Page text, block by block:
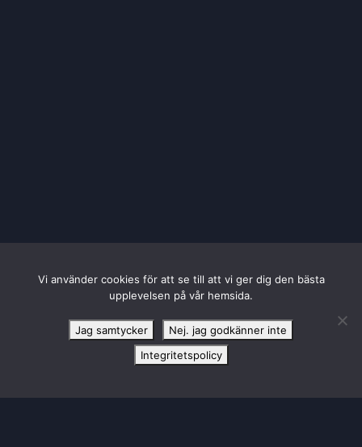
HUVUDPARTNER TILL SBL DAM
Vi använder cookies för att se till att vi ger dig den bästa
upplevelsen på vår hemsida.
Jag samtycker
Nej. jag godkänner inte
Integritetspolicy